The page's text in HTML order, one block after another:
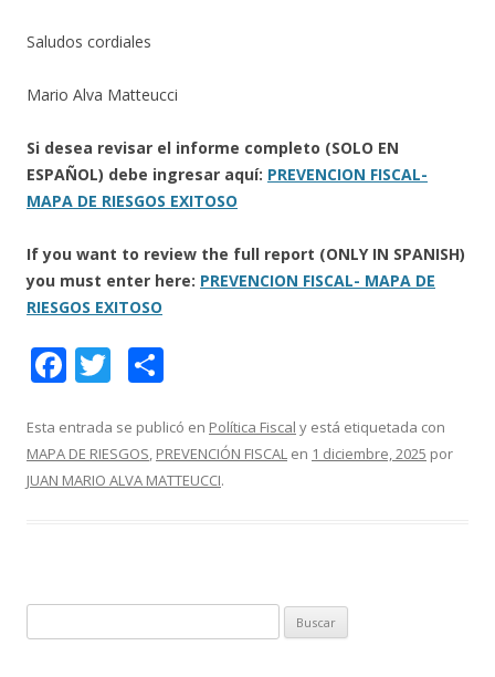
Saludos cordiales
Mario Alva Matteucci
Si desea revisar el informe completo (SOLO EN
ESPAÑOL) debe ingresar aquí: PREVENCION FISCAL-
MAPA DE RIESGOS EXITOSO
If you want to review the full report (ONLY IN SPANISH)
you must enter here: PREVENCION FISCAL- MAPA DE
RIESGOS EXITOSO
F
e
b
T
itt
er
m
p
Esta entrada se publicó en Política Fiscal y está etiquetada con
MAPA DE RIESGOS, PREVENCIÓN FISCAL en 1 diciembre, 2025 por
JUAN MARIO ALVA MATTEUCCI.
u